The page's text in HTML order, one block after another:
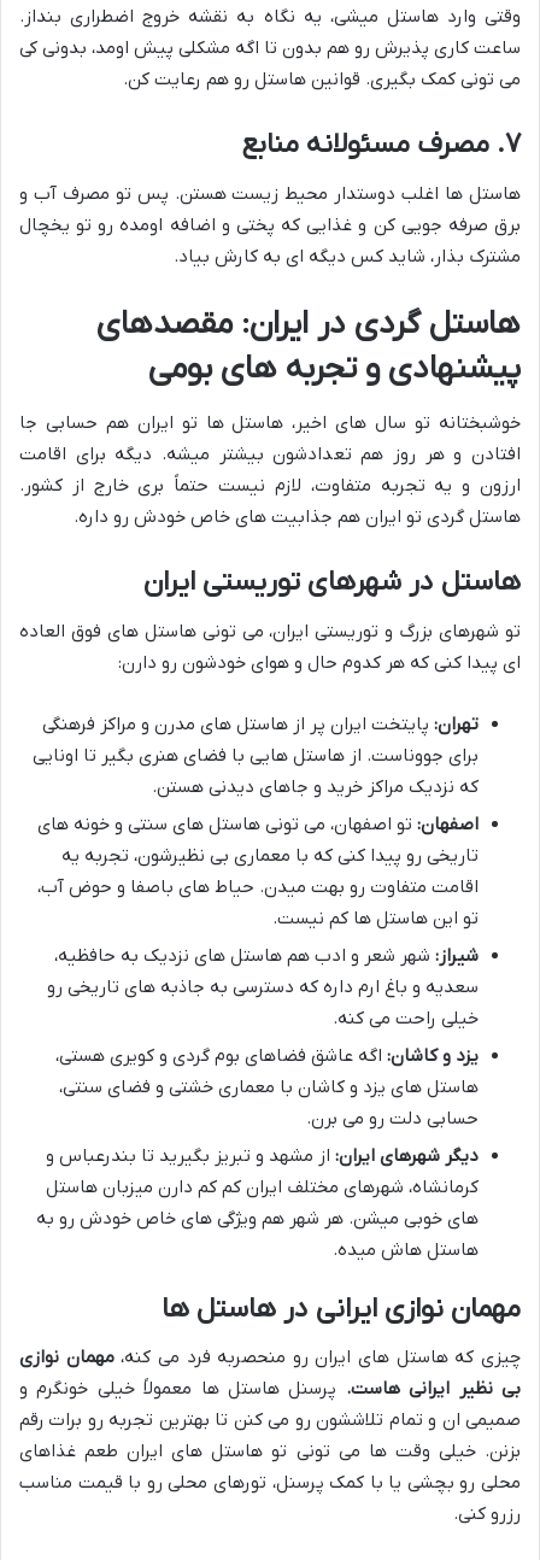
وقتی وارد هاستل میشی، یه نگاه به نقشه خروج اضطراری بنداز.
ساعت کاری پذیرش رو هم بدون تا اگه مشکلی پیش اومد، بدونی کی
می تونی کمک بگیری. قوانین هاستل رو هم رعایت کن.
۷. مصرف مسئولانه منابع
هاستل ها اغلب دوستدار محیط زیست هستن. پس تو مصرف آب و
برق صرفه جویی کن و غذایی که پختی و اضافه اومده رو تو یخچال
مشترک بذار، شاید کس دیگه ای به کارش بیاد.
هاستل گردی در ایران: مقصدهای
پیشنهادی و تجربه های بومی
خوشبختانه تو سال های اخیر، هاستل ها تو ایران هم حسابی جا
افتادن و هر روز هم تعدادشون بیشتر میشه. دیگه برای اقامت
ارزون و یه تجربه متفاوت، لازم نیست حتماً بری خارج از کشور.
هاستل گردی تو ایران هم جذابیت های خاص خودش رو داره.
هاستل در شهرهای توریستی ایران
تو شهرهای بزرگ و توریستی ایران، می تونی هاستل های فوق العاده
ای پیدا کنی که هر کدوم حال و هوای خودشون رو دارن:
تهران: پایتخت ایران پر از هاستل های مدرن و مراکز فرهنگی
برای جووناست. از هاستل هایی با فضای هنری بگیر تا اونایی
که نزدیک مراکز خرید و جاهای دیدنی هستن.
اصفهان: تو اصفهان، می تونی هاستل های سنتی و خونه های
تاریخی رو پیدا کنی که با معماری بی نظیرشون، تجربه یه
اقامت متفاوت رو بهت میدن. حیاط های باصفا و حوض آب،
تو این هاستل ها کم نیست.
شیراز: شهر شعر و ادب هم هاستل های نزدیک به حافظیه،
سعدیه و باغ ارم داره که دسترسی به جاذبه های تاریخی رو
خیلی راحت می کنه.
یزد و کاشان: اگه عاشق فضاهای بوم گردی و کویری هستی،
هاستل های یزد و کاشان با معماری خشتی و فضای سنتی،
حسابی دلت رو می برن.
دیگر شهرهای ایران: از مشهد و تبریز بگیرید تا بندرعباس و
کرمانشاه، شهرهای مختلف ایران کم کم دارن میزبان هاستل
های خوبی میشن. هر شهر هم ویژگی های خاص خودش رو به
هاستل هاش میده.
مهمان نوازی ایرانی در هاستل ها
چیزی که هاستل های ایران رو منحصربه فرد می کنه،مهمان نوازی
بی نظیر ایرانی هاست. پرسنل هاستل ها معمولاً خیلی خونگرم و
صمیمی ان و تمام تلاششون رو می کنن تا بهترین تجربه رو برات رقم
بزنن. خیلی وقت ها می تونی تو هاستل های ایران طعم غذاهای
محلی رو بچشی یا با کمک پرسنل، تورهای محلی رو با قیمت مناسب
رزرو کنی.